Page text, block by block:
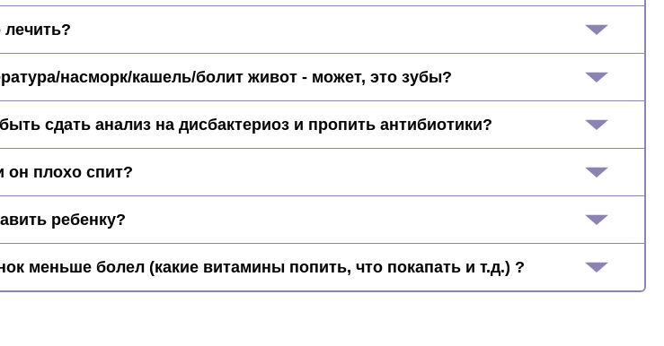
лечить?
насморк/кашель/болит живот - может, это зубы?
сдать анализ на дисбактериоз и пропить антибиотики?
он плохо спит?
ребенку?
меньше болел (какие витамины попить, что покапать и т.д.) ?